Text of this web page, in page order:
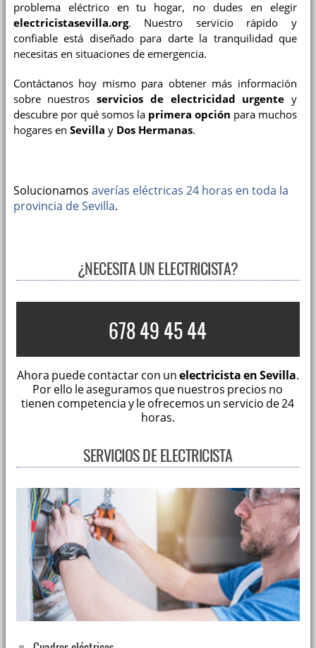
problema eléctrico en tu hogar, no dudes en elegir
electricistasevilla.org. Nuestro servicio rápido y
confiable está diseñado para darte la tranquilidad que
necesitas en situaciones de emergencia.
Contáctanos hoy mismo para obtener más información
sobre nuestrosservicios de electricidad urgente y
descubre por qué somos la primera opción para muchos
hogares en Sevilla y Dos Hermanas.
Solucionamos averías eléctricas 24 horas en toda la
provincia de Sevilla.
¿NECESITA UN ELECTRICISTA?
678 49 45 44
Ahora puede contactar con unelectricista en Sevilla.
Por ello le aseguramos que nuestros precios no
tienen competencia y le ofrecemos un servicio de 24
horas.
SERVICIOS DE ELECTRICISTA